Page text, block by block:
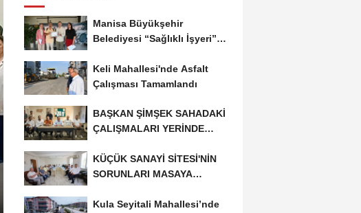
Manisa Büyükşehir
Belediyesi “Sağlıklı İşyeri”
Keli Mahallesi'nde Asfalt
Çalışması Tamamlandı
BAŞKAN ŞİMŞEK SAHADAKİ
ÇALIŞMALARI YERİNDE
KÜÇÜK SANAYİ SİTESİ'NİN
SORUNLARI MASAYA
Kula Seyitali Mahallesi’nde